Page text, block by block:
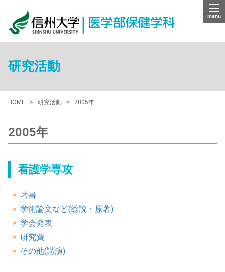
menu
研究活動
HOME 研究活動 2005年
2005年
看護学専攻
著書
学術論文など(総説・原著)
学会発表
研究費
その他(講演)